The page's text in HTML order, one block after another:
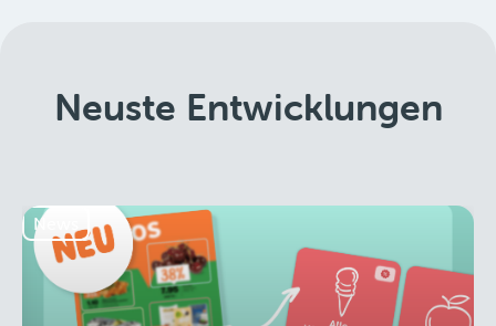
Neuste Entwicklungen
News